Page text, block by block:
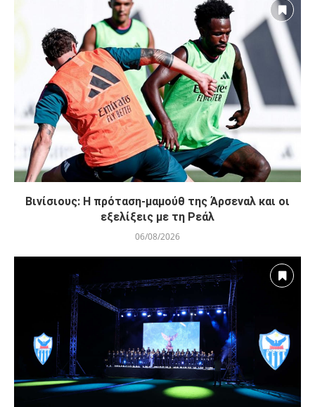
Βινίσιους: Η πρόταση-μαμούθ της Άρσεναλ και οι
εξελίξεις με τη Ρεάλ
06/08/2026